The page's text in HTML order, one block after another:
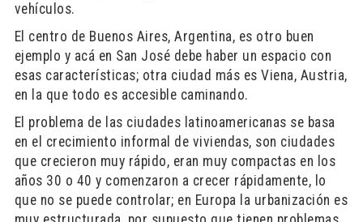
vehículos.
El centro de Buenos Aires, Argentina, es otro buen
ejemplo y acá en San José debe haber un espacio con
esas características; otra ciudad más es Viena, Austria,
en la que todo es accesible caminando.
El problema de las ciudades latinoamericanas se basa
en el crecimiento informal de viviendas, son ciudades
que crecieron muy rápido, eran muy compactas en los
años 30 o 40 y comenzaron a crecer rápidamente, lo
que no se puede controlar; en Europa la urbanización es